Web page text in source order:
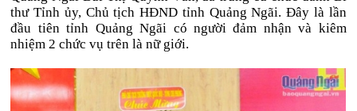
thư Tỉnh ủy, Chủ tịch HĐND tỉnh Quảng Ngãi. Đây là lần
đầu tiên tỉnh Quảng Ngãi có người đảm nhận và kiêm
nhiệm 2 chức vụ trên là nữ giới.